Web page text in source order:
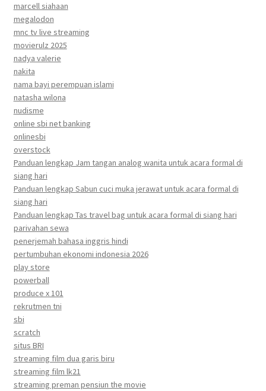
marcell siahaan
megalodon
mnc tv live streaming
movierulz 2025
nadya valerie
nakita
nama bayi perempuan islami
natasha wilona
nudisme
online sbi net banking
onlinesbi
overstock
Panduan lengkap Jam tangan analog wanita untuk acara formal di
siang hari
Panduan lengkap Sabun cuci muka jerawat untuk acara formal di
siang hari
Panduan lengkap Tas travel bag untuk acara formal di siang hari
parivahan sewa
penerjemah bahasa inggris hindi
pertumbuhan ekonomi indonesia 2026
play store
powerball
produce x 101
rekrutmen tni
sbi
scratch
situs BRI
streaming film dua garis biru
streaming film lk21
streaming preman pensiun the movie